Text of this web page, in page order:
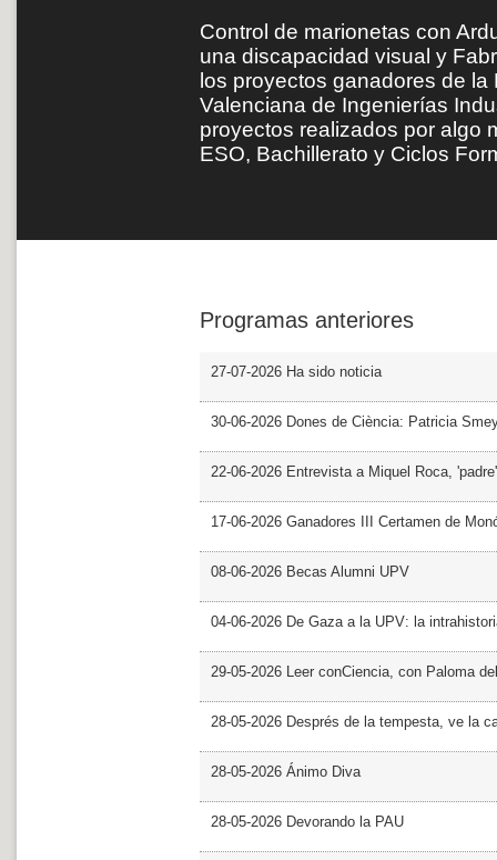
Control de marionetas con
una discapacidad visual y
los proyectos ganadores de
Valenciana de Ingenierías
proyectos realizados por algo
ESO, Bachillerato y Ciclos
Programas anteriores
27-07-2026 Ha sido noticia
30-06-2026 Dones de Ciència: Patricia
22-06-2026 Entrevista a Miquel Roca,
17-06-2026 Ganadores III Certamen de
08-06-2026 Becas Alumni UPV
04-06-2026 De Gaza a la UPV: la
29-05-2026 Leer conCiencia, con Paloma
28-05-2026 Després de la tempesta, ve la
28-05-2026 Ánimo Diva
28-05-2026 Devorando la PAU